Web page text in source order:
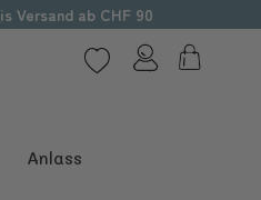
Versand ab CHF 90
Anlass